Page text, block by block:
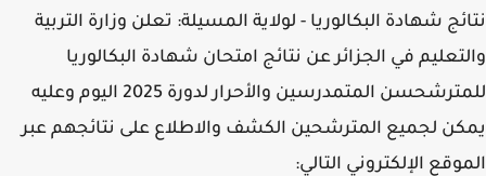
شهادة البكالوريا - لولاية المسيلة: تعلن وزارة التربية
في الجزائر عن نتائج امتحان شهادة البكالوريا
المتمدرسين والأحرار لدورة 2025 اليوم
وعليه
لجميع المترشحين الكشف والاطلاع على نتائجهم عبر
الإلكتروني التالي: